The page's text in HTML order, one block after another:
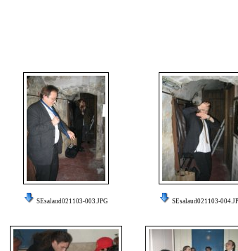
SEsalaud021103-003.JPG SEsalaud021103-